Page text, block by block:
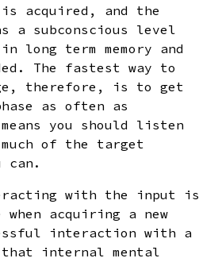
acquired, and the
a subconscious level
long term memory and
The fastest way to
therefore, is to get
as often as
you should listen
of the target
can.
with the input is
acquiring a new
interaction with a
that internal mental